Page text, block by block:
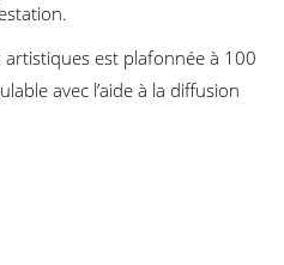
est plafonnée à 100
avec l’aide à la diffusion